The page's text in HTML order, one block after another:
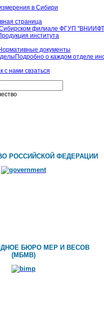
страница
филиале ФГУП
института
документы
Подробно о каждом отделе
с нами свзаться
РОССИЙСКОЙ ФЕДЕРАЦИИ
БЮРО МЕР И ВЕСОВ
(МБМВ)